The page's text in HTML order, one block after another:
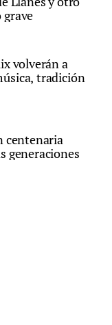
volverán a
tradición
centenaria
generaciones